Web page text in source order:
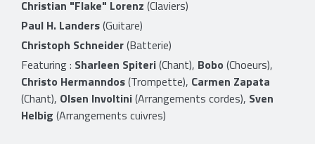
Christian "Flake" Lorenz (Claviers)
Paul H. Landers(Guitare)
Christoph Schneider(Batterie)
Featuring : Sharleen Spiteri(Chant), Bobo (Choeurs),
Christo Hermanndos(Trompette), Carmen Zapata
(Chant), Olsen Involtini(Arrangements cordes), Sven
Helbig (Arrangements cuivres)